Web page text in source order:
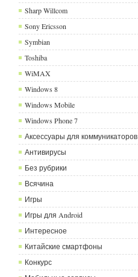
Sharp Willcom
Sony Ericsson
Symbian
Toshiba
WiMAX
Windows 8
Windows Mobile
Windows Phone 7
Аксессуары для коммуникаторов
Антивирусы
Без рубрики
Всячина
Игры
Игры для Android
Интересное
Китайские смартфоны
Конкурс